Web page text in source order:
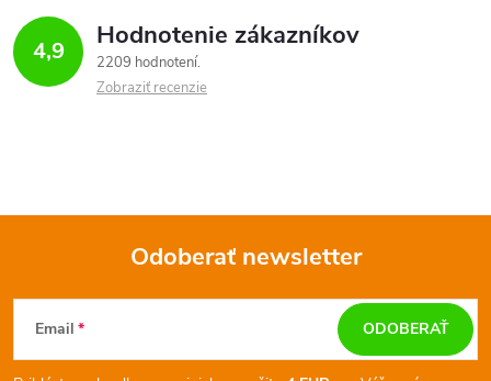
4,9 Hodnotenie zákazníkov
2209 hodnotení
Zobraziť recenzie
Z
á
Odoberať newsletter
Email ODOBERAŤ